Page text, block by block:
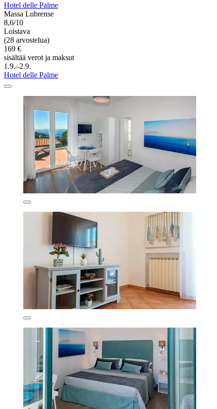
Hotel delle Palme
Massa Lubrense
8,6/10
Loistava
(28 arvostelua)
169 €
sisältää verot ja maksut
1.9.–2.9.
Hotel delle Palme